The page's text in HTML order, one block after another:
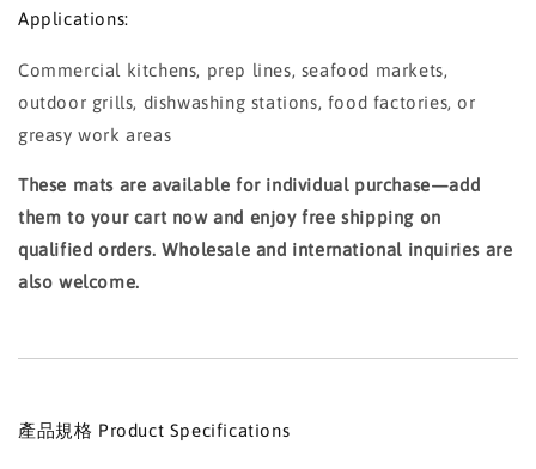
Applications:
Commercial kitchens, prep lines, seafood markets,
outdoor grills, dishwashing stations, food factories, or
greasy work areas
These mats are available for individual purchase—add
them to your cart now and enjoy free shipping on
qualified orders. Wholesale and international inquiries are
also welcome.
產品規格 Product Specifications